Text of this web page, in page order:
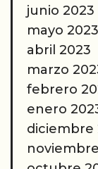
junio 2023
mayo 2023
abril 2023
marzo
febrero
enero
diciembre